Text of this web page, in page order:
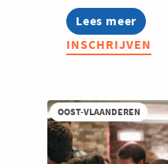
Lees meer
about
Voka|VeGHO
Infosessie
INSCHRIJVEN
OOST-VLAANDEREN